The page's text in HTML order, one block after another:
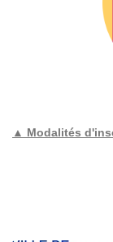
▲ Modalités